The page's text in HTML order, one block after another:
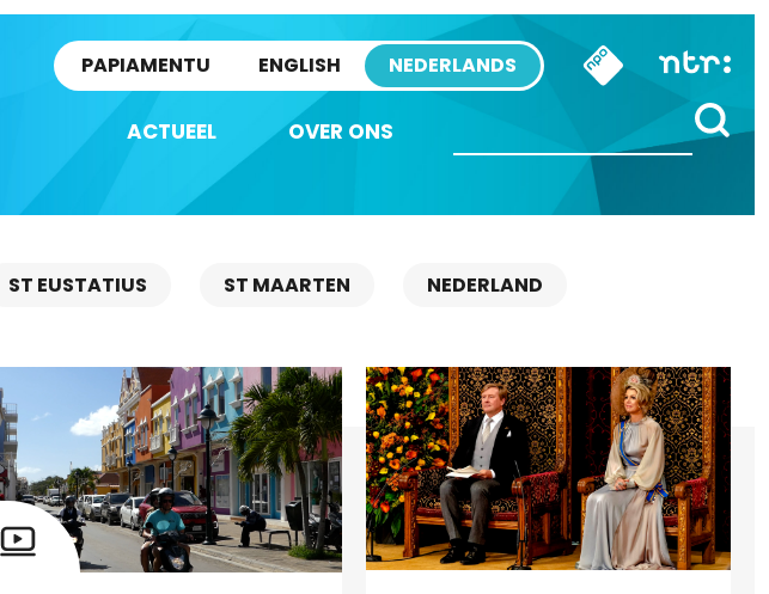
PAPIAMENTU ENGLISH NEDERLANDS
ACTUEEL OVER ONS
ST EUSTATIUS ST MAARTEN NEDERLAND